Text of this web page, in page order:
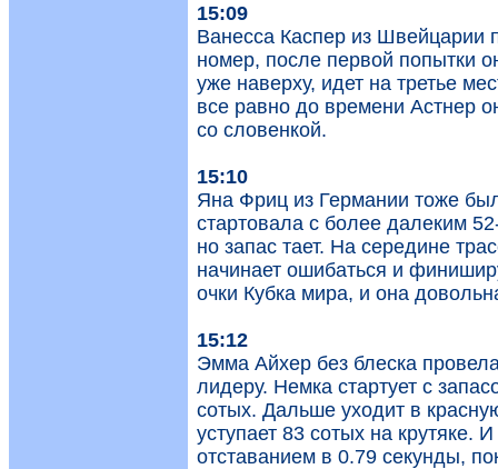
15:09
Ванесса Каспер из Швейцарии
номер, после первой попытки
уже наверху, идет на третье
все равно до времени Астнер
со словенкой.
15:10
Яна Фриц из Германии тоже
стартовала с более далеким
но запас тает. На середине
начинает ошибаться и
очки Кубка мира, и она
15:12
Эмма Айхер без блеска
лидеру. Немка стартует с
сотых. Дальше уходит в
уступает 83 сотых на крутяке.
отставанием в 0.79 секунды,